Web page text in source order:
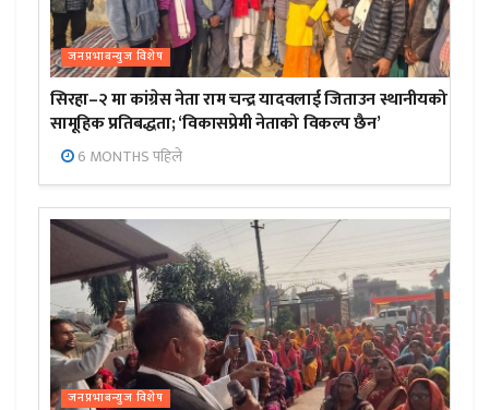
जनप्रभाबन्युज विशेष
सिरहा–२ मा कांग्रेस नेता राम चन्द्र यादवलाई जिताउन स्थानीयको
सामूहिक प्रतिबद्धता; ‘विकासप्रेमी नेताको विकल्प छैन’
6 MONTHS पहिले
जनप्रभाबन्युज विशेष